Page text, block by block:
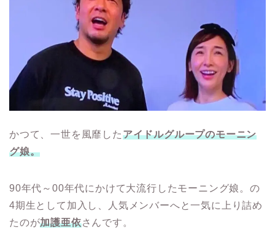
かつて、一世を風靡したアイドルグループのモーニン
グ娘。
90年代～00年代にかけて大流行したモーニング娘。の
4期生として加入し、人気メンバーへと一気に上り詰め
たのが加護亜依さんです。